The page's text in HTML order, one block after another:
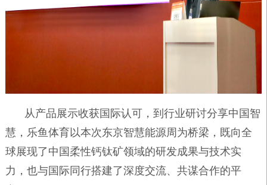
从产品展示收获国际认可，到行业研讨分享中国智
慧，乐鱼体育以本次东京智慧能源周为桥梁，既向全
球展现了中国柔性钙钛矿领域的研发成果与技术实
力，也与国际同行搭建了深度交流、共谋合作的平